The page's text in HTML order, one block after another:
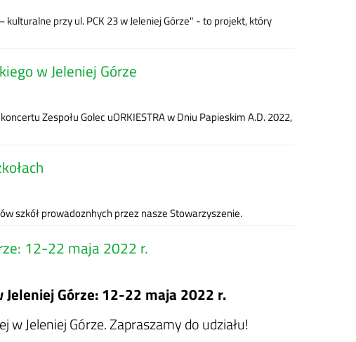
przy ul. PCK 23 w Jeleniej Górze" - to projekt, który
w Jeleniej Górze
Zespołu Golec uORKIESTRA w Dniu Papieskim A.D. 2022,
szkół prowadoznhych przez nasze Stowarzyszenie.
12-22 maja 2022 r.
Jeleniej Górze: 12-22 maja 2022 r.
Jeleniej Górze. Zapraszamy do udziału!